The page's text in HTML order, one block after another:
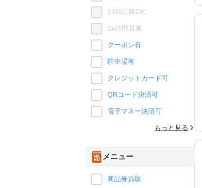
21時以降OK
24時間営業
クーポン有
駐車場有
クレジットカード可
QRコード決済可
電子マネー決済可
もっと見る
メニュー
商品券買取